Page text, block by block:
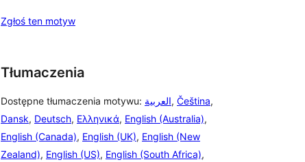
Zgłoś ten motyw
Tłumaczenia
Dostępne tłumaczenia motywu: العربية, Čeština,
Dansk, Deutsch, Ελληνικά, English (Australia),
English (Canada), English (UK), English (New
Zealand), English (US), English (South Africa),